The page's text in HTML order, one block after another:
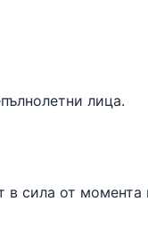
лица.
в сила от момента